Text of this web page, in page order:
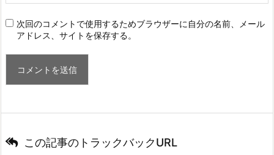
次回のコメントで使用するためブラウザーに自分の名前、メール
アドレス、サイトを保存する。
この記事のトラックバックURL